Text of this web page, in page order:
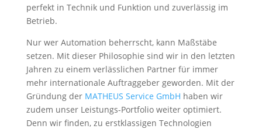
perfekt in Technik und Funktion und zuverlässig im
Betrieb.
Nur wer Automation beherrscht, kann Maßstäbe
setzen. Mit dieser Philosophie sind wir in den letzten
Jahren zu einem verlässlichen Partner für immer
mehr internationale Auftraggeber geworden. Mit der
Gründung der MATHEUS Service GmbH haben wir
zudem unser Leistungs-Portfolio weiter optimiert.
Denn wir finden, zu erstklassigen Technologien